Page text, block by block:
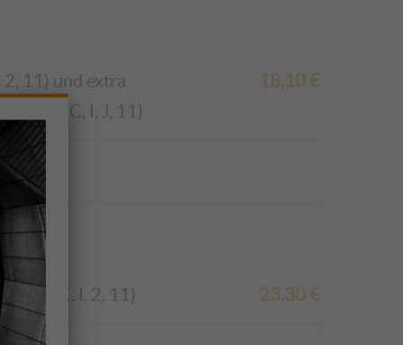
2, 11) und extra
A1:4, C, I, J, 11)
18,10 €
J, K, I, 2, 11) 23,30 €